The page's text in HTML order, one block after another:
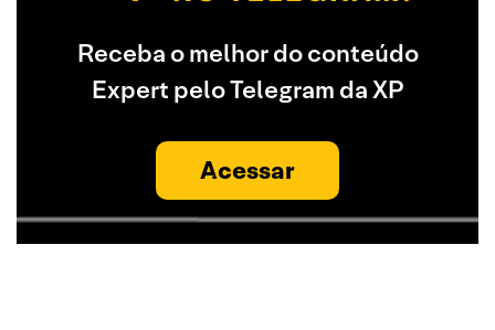
Receba o melhor do conteúdo
Expert pelo Telegram da XP
Acessar